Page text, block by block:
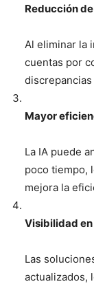
Reducción
Al eliminar la
cuentas por
Mayor
La IA puede
poco tiempo,
mejora la
Visibilidad
Las
actualizados,